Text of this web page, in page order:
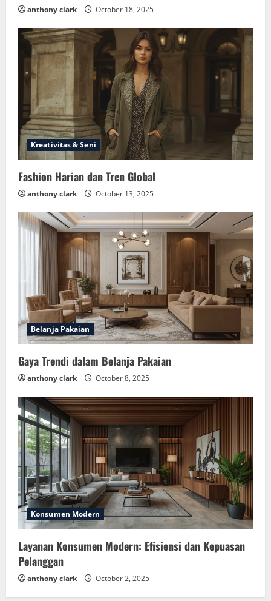
anthony clark October 18, 2025
Kreativitas & Seni
Fashion Harian dan Tren Global
anthony clark October 13, 2025
Belanja Pakaian
Gaya Trendi dalam Belanja Pakaian
anthony clark October 8, 2025
Konsumen Modern
Layanan Konsumen Modern: Efisiensi dan Kepuasan
Pelanggan
anthony clark October 2, 2025